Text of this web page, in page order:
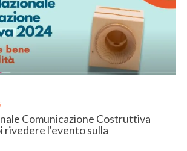
Comunicazione Costruttiva
rivedere l'evento sulla